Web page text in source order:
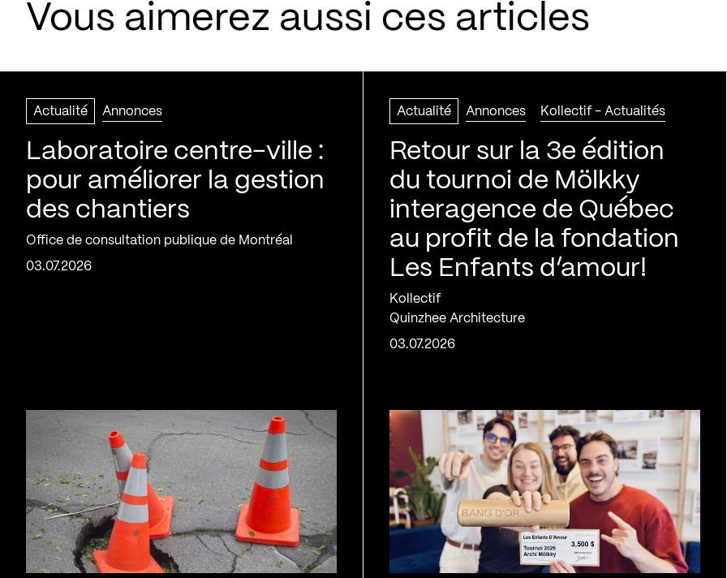
Vous aimerez aussi ces articles
Actualité Annonces
Laboratoire centre-ville :
pour améliorer la gestion
des chantiers
Office de consultation publique de Montréal
03.07.2026
Actualité Annonces Kollectif - Actualités
Retour sur la 3e édition
du tournoi de Mölkky
interagence de Québec
au profit de la fondation
Les Enfants d’amour!
Kollectif
Quinzhee Architecture
03.07.2026